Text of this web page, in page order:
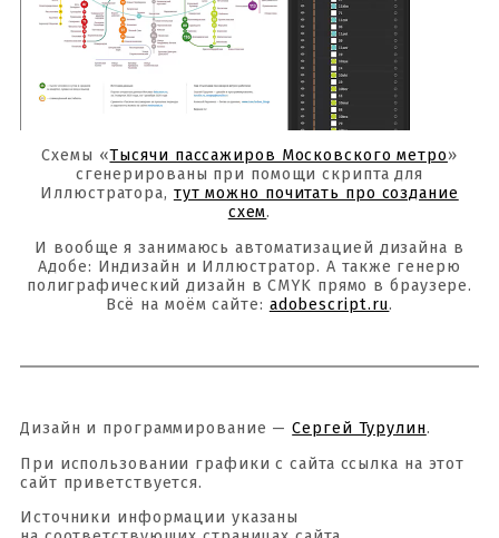
Схемы «Тысячи пассажиров Московского метро»
сгенерированы при помощи скрипта для
Иллюстратора, тут можно почитать про создание
схем.
И вообще я занимаюсь автоматизацией дизайна в
Адобе: Индизайн и Иллюстратор. А также генерю
полиграфический дизайн в CMYK прямо в браузере.
Всё на моём сайте: adobescript.ru.
Дизайн и программирование —Сергей Турулин.
При использовании графики с сайта ссылка на этот
сайт приветствуется.
Источники информации указаны